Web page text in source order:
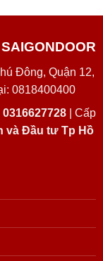
Đông, Quận 12,
0818400400
0316627728| Cấp
và Đầu tư Tp Hồ